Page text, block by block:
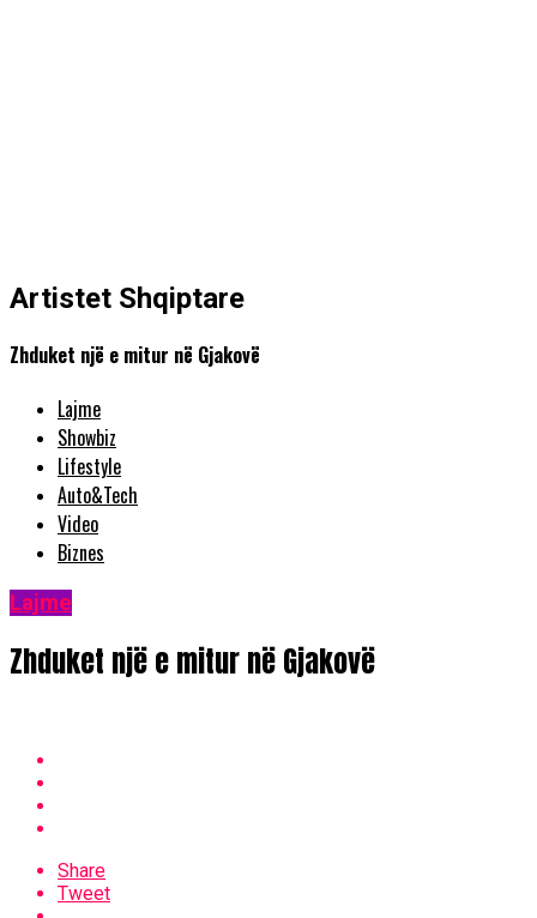
Artistet Shqiptare
Zhduket një e mitur në Gjakovë
Lajme
Showbiz
Lifestyle
Auto&Tech
Video
Biznes
Lajme
Zhduket një e mitur në Gjakovë
Share
Tweet